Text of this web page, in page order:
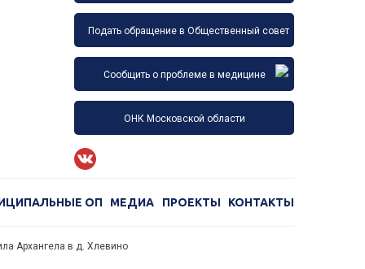
Подать обращение в Общественный совет
Сообщить о проблеме в медицине
ОНК Московской области
ОП МЕДИА ПРОЕКТЫ КОНТАКТЫ
Архангела в д. Хлевино